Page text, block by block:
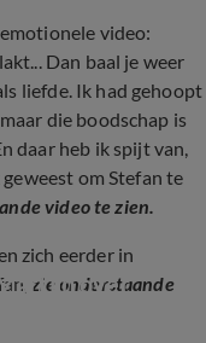
video:
Dan baal je weer
liefde. Ik had gehoopt
die boodschap is
daar heb ik spijt van,
om Stefan te
video te zien.
zich eerder in
zie onderstaande
over